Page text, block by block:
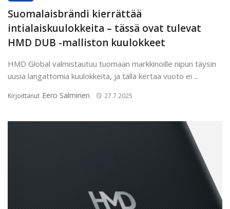
Suomalaisbrändi kierrättää
intialaiskuulokkeita – tässä ovat tulevat
HMD DUB -malliston kuulokkeet
HMD Global valmistautuu tuomaan markkinoille nipun täysin
uusia langattomia kuulokkeita, ja tällä kertaa vuoto ei ...
Kirjoittanut Eero Salminen 27.7.2025